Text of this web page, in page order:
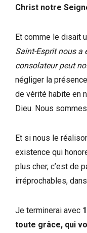
Christ notre
Et comme le disait
Saint-Esprit nous a
consolateur peut
négliger la
de vérité habite en
Dieu. Nous
Et si nous le
existence qui
plus cher, c’est de
irréprochables,
Je terminerai avec
toute grâce, qui